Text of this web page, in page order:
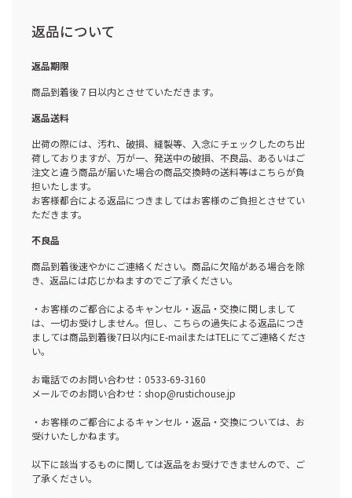
返品について
返品期限
商品到着後７日以内とさせていただきます。
返品送料
出荷の際には、汚れ、破損、縫製等、入念にチェックしたのち出
荷しておりますが、万が一、発送中の破損、不良品、あるいはご
注文と違う商品が届いた場合の商品交換時の送料等はこちらが負
担いたします。
お客様都合による返品につきましてはお客様のご負担とさせてい
ただきます。
不良品
商品到着後速やかにご連絡ください。商品に欠陥がある場合を除
き、返品には応じかねますのでご了承ください。
・お客様のご都合によるキャンセル・返品・交換に関しまして
は、一切お受けしません。但し、こちらの過失による返品につき
ましては商品到着後7日以内にE-mailまたはTELにてご連絡くださ
い。
お電話でのお問い合わせ：0533-69-3160
メールでのお問い合わせ：shop@rustichouse.jp
・お客様のご都合によるキャンセル・返品・交換については、お
受けいたしかねます。
以下に該当するものに関しては返品をお受けできませんので、ご
了承ください。